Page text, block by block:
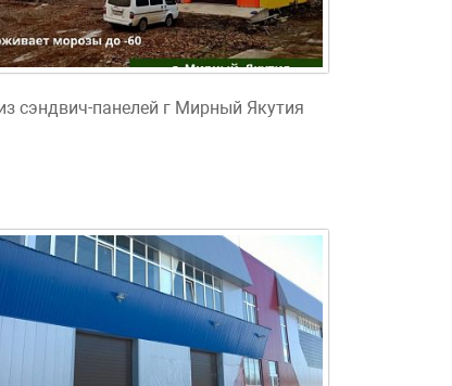
сэндвич-панелей г Мирный Якутия